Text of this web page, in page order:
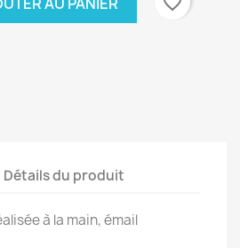
Détails du produit
à la main, émail